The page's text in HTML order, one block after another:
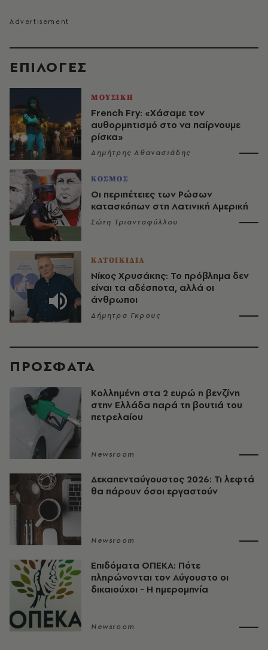
EΠΙΛΟΓΈΣ
ΜΟΥΣΙΚΗ
French Fry: «Χάσαμε τον
αυθορμητισμό στο να παίρνουμε
ρίσκα»
Δημήτρης Αθανασιάδης
ΚΟΣΜΟΣ
Οι περιπέτειες των Ρώσων
κατασκόπων στη Λατινική Αμερική
Σώτη Τριανταφύλλου
ΚΑΤΟΙΚΙΔΙΑ
Νίκος Χρυσάκης: Το πρόβλημα δεν
είναι τα αδέσποτα, αλλά οι
άνθρωποι
Δήμητρα Γκρους
ΠΡΟΣΦΑΤΑ
Κολλημένη στα 2 ευρώ η βενζίνη
στην Ελλάδα παρά τη βουτιά του
πετρελαίου
Newsroom
Δεκαπενταύγουστος 2026: Τι λεφτά
θα πάρουν όσοι εργαστούν
Newsroom
Επιδόματα ΟΠΕΚΑ: Πότε
πληρώνονται τον Αύγουστο οι
δικαιούχοι - Η ημερομηνία
Newsroom